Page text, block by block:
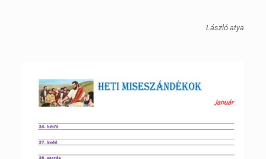
László atya